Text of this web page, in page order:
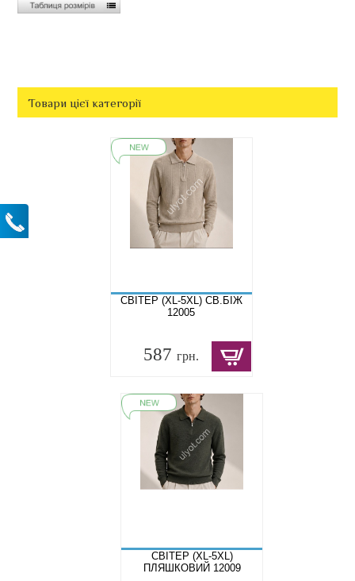
Товари цієї категорії
СВІТЕР (XL-5XL) СВ.БІЖ
12005
587 грн.
СВІТЕР (XL-5XL)
ПЛЯШКОВИЙ 12009